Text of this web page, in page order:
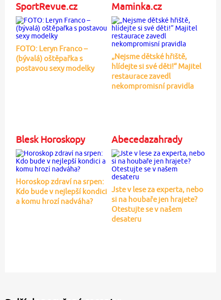
SportRevue.cz
FOTO: Leryn Franco –
(bývalá) oštěpařka s
postavou sexy modelky
Maminka.cz
„Nejsme dětské hřiště,
hlídejte si své děti!“ Majitel
restaurace zavedl
nekompromisní pravidla
Blesk Horoskopy
Horoskop zdraví na srpen:
Kdo bude v nejlepší kondici
a komu hrozí nadváha?
Abecedazahrady
Jste v lese za experta, nebo
si na houbaře jen hrajete?
Otestujte se v našem
desateru